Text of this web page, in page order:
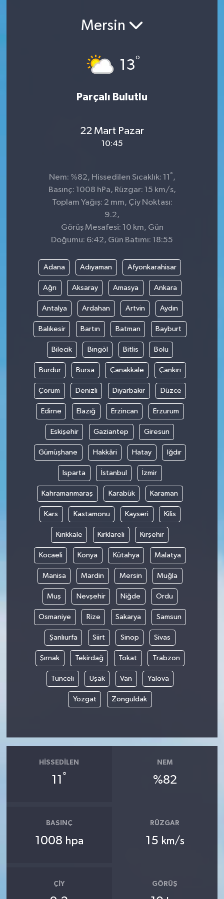
Mersin
13°
Parçalı Bulutlu
22 Mart Pazar
10:45
Nem: %82, Hissedilen Sıcaklık: 11 ° ,
Basınç: 1008 hPa, Rüzgar: 15 km/s,
Toplam Yağış: 2 mm, Çiy Noktası:
9.2,
Görüş Mesafesi: 10 km, Gün
Doğumu: 6:42, Gün Batımı: 18:55
Adana Adıyaman Afyonkarahisar
Ağrı Aksaray Amasya Ankara
Antalya Ardahan Artvin Aydın
Balıkesir Bartın Batman Bayburt
Bilecik Bingöl Bitlis Bolu
Burdur Bursa Çanakkale Çankırı
Çorum Denizli Diyarbakır Düzce
Edirne Elazığ Erzincan Erzurum
Eskişehir Gaziantep Giresun
Gümüşhane Hakkâri Hatay Iğdır
Isparta İstanbul İzmir
Kahramanmaraş Karabük Karaman
Kars Kastamonu Kayseri Kilis
Kırıkkale Kırklareli Kırşehir
Kocaeli Konya Kütahya Malatya
Manisa Mardin Mersin Muğla
Muş Nevşehir Niğde Ordu
Osmaniye Rize Sakarya Samsun
Şanlıurfa Siirt Sinop Sivas
Şırnak Tekirdağ Tokat Trabzon
Tunceli Uşak Van Yalova
Yozgat Zonguldak
HISSEDILEN
11 °
NEM
%82
BASINÇ
1008 hpa
RÜZGAR
15 km/s
ÇIY GÖRÜŞ